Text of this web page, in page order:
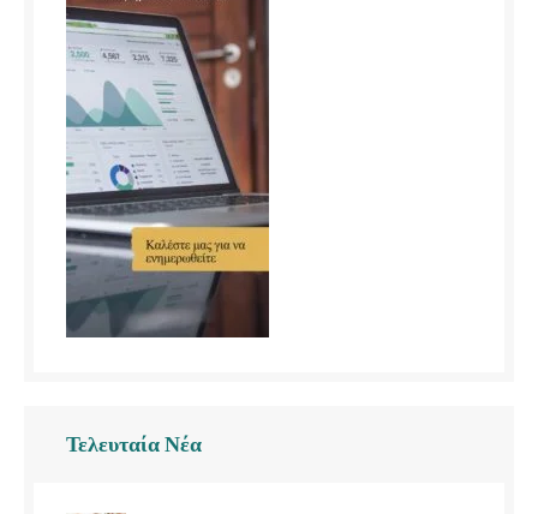
Τελευταία Νέα